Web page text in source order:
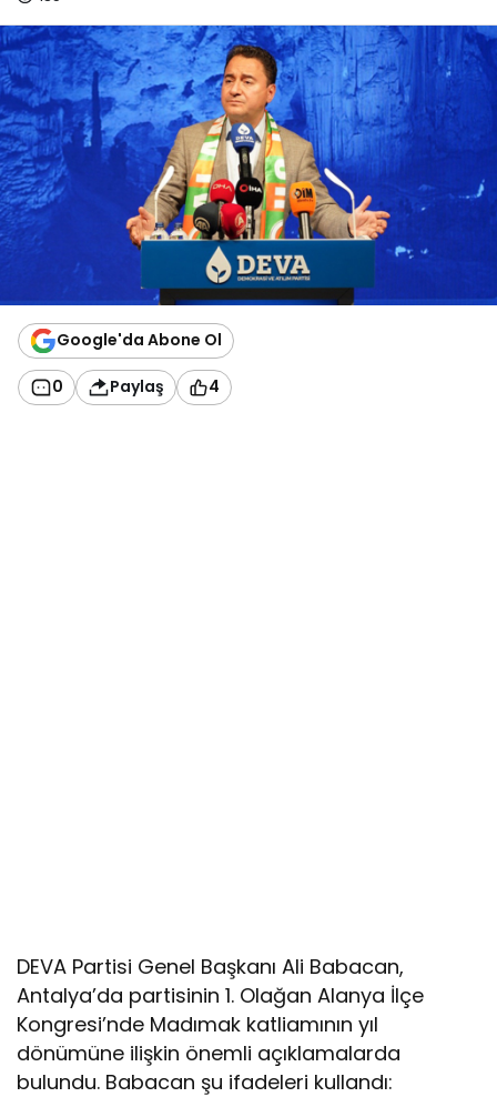
Google'da Abone Ol
0 Paylaş 4
DEVA Partisi Genel Başkanı Ali Babacan,
Antalya’da partisinin 1. Olağan Alanya İlçe
Kongresi’nde Madımak katliamının yıl
dönümüne ilişkin önemli açıklamalarda
bulundu. Babacan şu ifadeleri kullandı: